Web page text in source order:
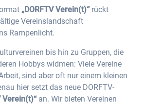
„DORFTV Verein(t)“rückt
Vereinslandschaft
Rampenlicht.
bis hin zu Gruppen, die
Hobbys widmen: Viele Vereine
sind aber oft nur einem kleinen
hier setzt das neue DORFTV-
Verein(t)“an. Wir bieten Vereinen